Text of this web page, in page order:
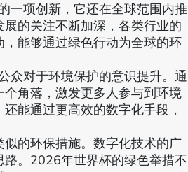
一项创新，它还在全球范围内推
的关注不断加深，各类行业的
能够通过绿色行动为全球的环
众对于环境保护的意识提升。通
角落，激发更多人参与到环境
能通过更高效的数字化手段，
的环保措施。数字化技术的广
。2026年世界杯的绿色举措不